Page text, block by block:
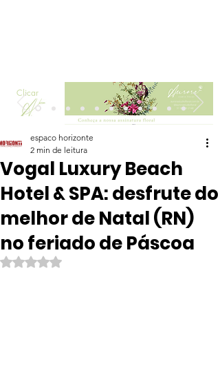
Clicar
Vogal Luxury Beach
Hotel & SPA: desfrute do
melhor de Natal (RN)
no feriado de Páscoa
espaco horizonte
2 min de leitura
Avaliado com NaN de 5 estrelas.